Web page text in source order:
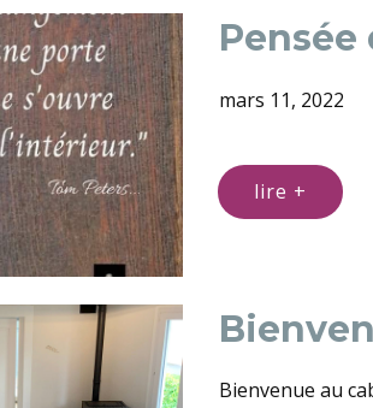
mars 11, 2022
lire +
Bienvenue au